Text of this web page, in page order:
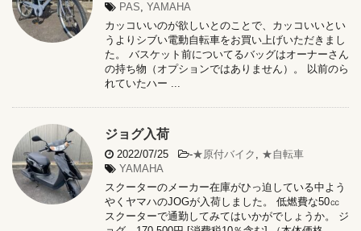
PAS, YAMAHA
カッコいいのが欲しいとのことで、カッコいいとい
うよりシブい電動自転車をお買い上げいただきまし
た。 バスケット前についてるバッグはオーナーさん
の持ち物（オプションではありません）。 以前のら
れていたハー ...
ジョグ入荷
2022/07/25 -★原付バイク , ★自転車
YAMAHA
スクーターのメーカー在庫がひっ迫している中よう
やくヤマハのJOGが入荷しました。 低燃費な50㏄
スクーターで通勤してみてはいかがでしょうか。 ジ